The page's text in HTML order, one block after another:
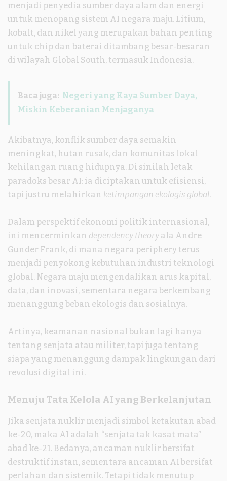
menjadi penyedia sumber daya alam dan energi
untuk menopang sistem AI negara maju. Litium,
kobalt, dan nikel yang merupakan bahan penting
untuk chip dan baterai ditambang besar-besaran
di wilayah Global South, termasuk Indonesia.
Baca juga: Negeri yang Kaya Sumber Daya,
Miskin Keberanian Menjaganya
Akibatnya, konflik sumber daya semakin
meningkat, hutan rusak, dan komunitas lokal
kehilangan ruang hidupnya. Di sinilah letak
paradoks besar AI: ia diciptakan untuk efisiensi,
tapi justru melahirkan ketimpangan ekologis global.
Dalam perspektif ekonomi politik internasional,
ini mencerminkan dependency theoryala Andre
Gunder Frank, di mana negara periphery terus
menjadi penyokong kebutuhan industri teknologi
global. Negara maju mengendalikan arus kapital,
data, dan inovasi, sementara negara berkembang
menanggung beban ekologis dan sosialnya.
Artinya, keamanan nasional bukan lagi hanya
tentang senjata atau militer, tapi juga tentang
siapa yang menanggung dampak lingkungan dari
revolusi digital ini.
Menuju Tata Kelola AI yang Berkelanjutan
Jika senjata nuklir menjadi simbol ketakutan abad
ke-20, maka AI adalah “senjata tak kasat mata”
abad ke-21. Bedanya, ancaman nuklir bersifat
destruktif instan, sementara ancaman AI bersifat
perlahan dan sistemik. Tetapi tidak menutup